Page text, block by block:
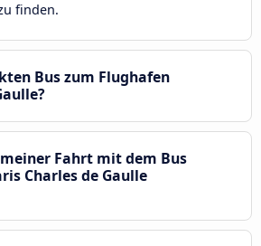
finden.
Bus zum Flughafen
Fahrt mit dem Bus
Charles de Gaulle